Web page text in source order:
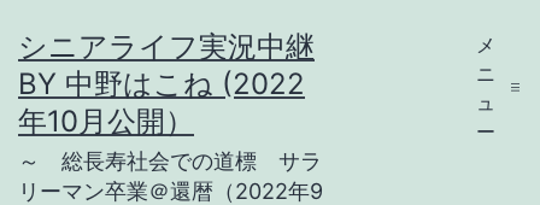
ン
テ
ン
シニアライフ実況中継
BY 中野はこね (2022
年10月公開）
～ 総長寿社会での道標 サラ
リーマン卒業＠還暦（2022年9
メ
ニ
ュ
ー